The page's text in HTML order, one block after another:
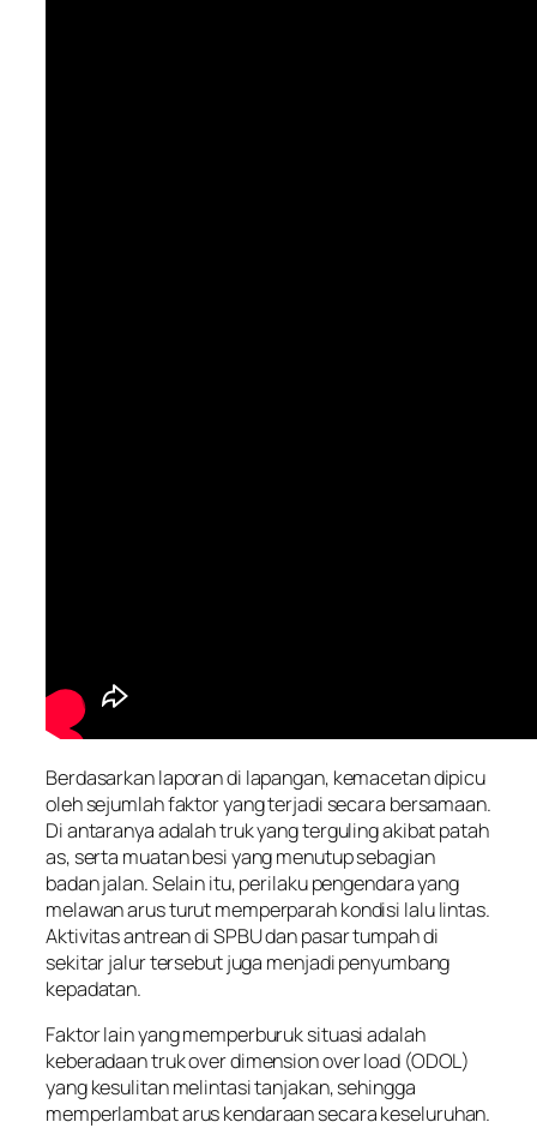
Berdasarkan laporan di lapangan, kemacetan dipicu
oleh sejumlah faktor yang terjadi secara bersamaan.
Di antaranya adalah truk yang terguling akibat patah
as, serta muatan besi yang menutup sebagian
badan jalan. Selain itu, perilaku pengendara yang
melawan arus turut memperparah kondisi lalu lintas.
Aktivitas antrean di SPBU dan pasar tumpah di
sekitar jalur tersebut juga menjadi penyumbang
kepadatan.
Faktor lain yang memperburuk situasi adalah
keberadaan truk over dimension over load (ODOL)
yang kesulitan melintasi tanjakan, sehingga
memperlambat arus kendaraan secara keseluruhan.